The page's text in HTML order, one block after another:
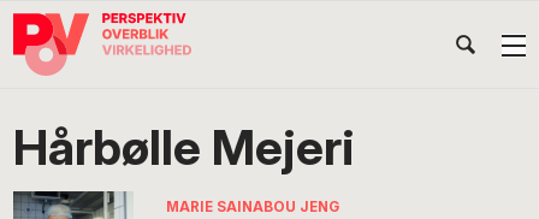
Gå
direkte
navigation
Skip
indhold
Gå
direkte
International
Hårbølle Mejeri
MARIE SAINABOU JENG